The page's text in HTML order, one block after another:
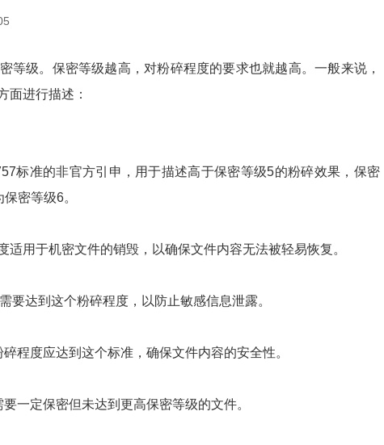
等级。保密等级越高，对粉碎程度的要求也就越高。一般来说，
面进行描述：
标准的非官方引申，用于描述高于保密等级5的粉碎效果，保密
密等级6。
用于机密文件的销毁，以确保文件内容无法被轻易恢复。
要达到这个粉碎程度，以防止敏感信息泄露。
程度应达到这个标准，确保文件内容的安全性。
一定保密但未达到更高保密等级的文件。